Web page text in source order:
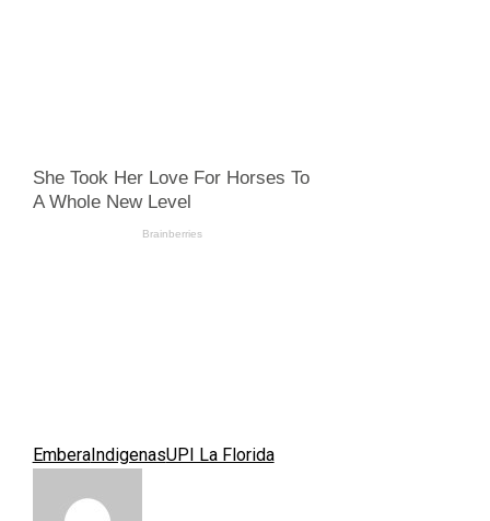
EmberaIndigenasUPI La Florida